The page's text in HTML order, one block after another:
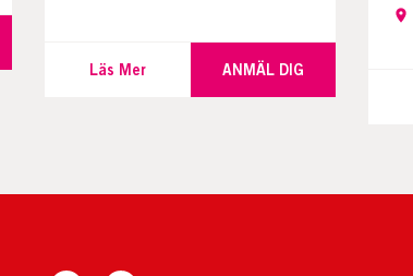
Läs Mer ANMÄL DIG